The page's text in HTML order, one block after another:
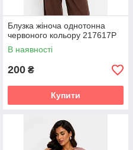
Блузка жіноча однотонна
червоного кольору 217617P
В наявності
200 ₴
Купити